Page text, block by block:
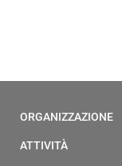
ORGANIZZAZIONE
ATTIVITÀ